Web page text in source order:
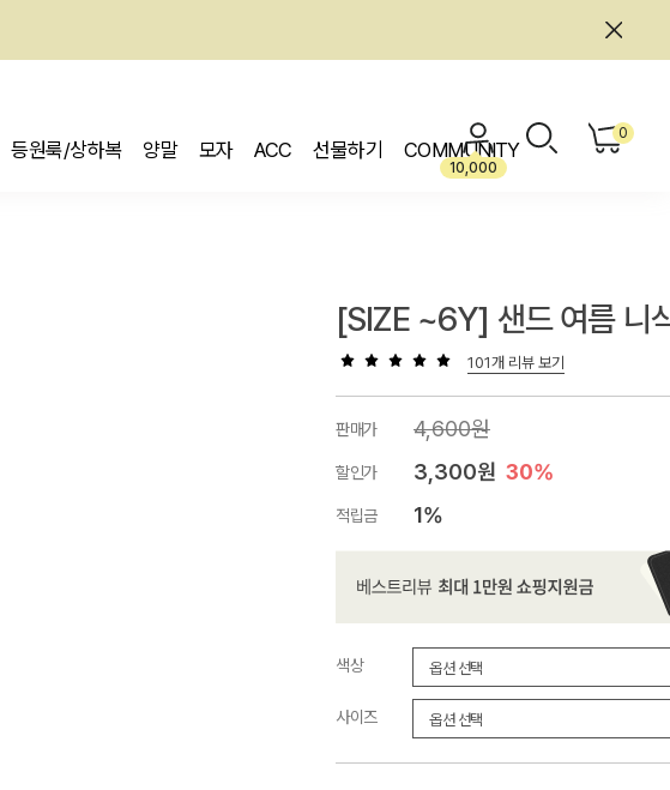
등원룩/상하복 양말 모자 ACC 선물하기 COMMUNITY
10,000
0
[SIZE ~6Y] 샌드 여름 니
101개 리뷰 보기
판매가 4,600원
할인가 3,300원 30%
적립금 1%
색상
사이즈